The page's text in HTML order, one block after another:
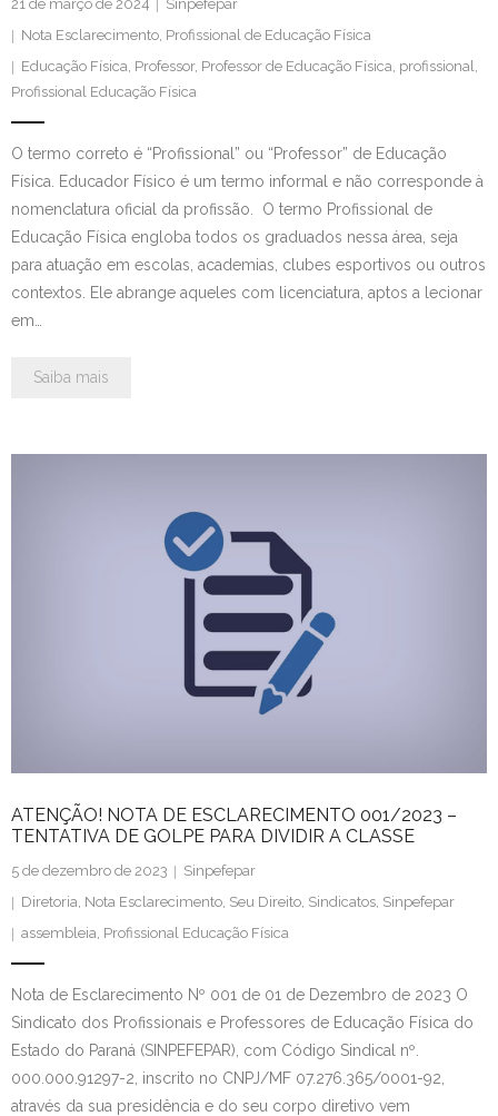
21 de março de 2024
Sinpefepar
Nota Esclarecimento, Profissional de Educação Física
Educação Física, Professor, Professor de Educação Física, profissional,
Profissional Educação Física
O termo correto é “Profissional” ou “Professor” de Educação
Física. Educador Físico é um termo informal e não corresponde à
nomenclatura oficial da profissão. O termo Profissional de
Educação Física engloba todos os graduados nessa área, seja
para atuação em escolas, academias, clubes esportivos ou outros
contextos. Ele abrange aqueles com licenciatura, aptos a lecionar
em…
Saiba mais
ATENÇÃO! NOTA DE ESCLARECIMENTO 001/2023 –
TENTATIVA DE GOLPE PARA DIVIDIR A CLASSE
5 de dezembro de 2023
Sinpefepar
Diretoria Nota Esclarecimento Seu Direito Sindicatos Sinpefepar
assembleia Profissional Educação Física
Nota de Esclarecimento Nº 001 de 01 de Dezembro de 2023 O
Sindicato dos Profissionais e Professores de Educação Física do
Estado do Paraná (SINPEFEPAR), com Código Sindical nº.
000.000.91297-2, inscrito no CNPJ/MF 07.276.365/0001-92,
através da sua presidência e do seu corpo diretivo vem